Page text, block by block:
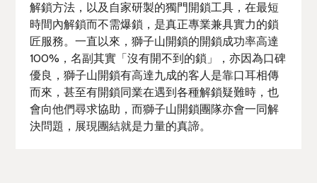
解鎖方法，以及自家研製的獨門開鎖工具，在最短
時間內解鎖而不需爆鎖，是真正專業兼具實力的鎖
匠服務。一直以來，獅子山開鎖的開鎖成功率高達
100%，名副其實「沒有開不到的鎖」，亦因為口碑
優良，獅子山開鎖有高達九成的客人是靠口耳相傳
而來，甚至有開鎖同業在遇到各種解鎖疑難時，也
會向他們尋求協助，而獅子山開鎖團隊亦會一同解
決問題，展現團結就是力量的真諦。